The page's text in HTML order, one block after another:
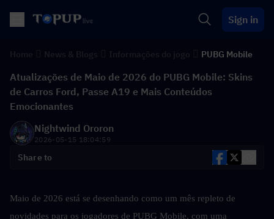
Sign in
PUBG Mobile
Atualizações de Maio de 2026 do PUBG Mobile: Skins
de Carros Ford, Passe A19 e Mais Conteúdos
Emocionantes
Nightwind Ororon
2026-05-15 18:04:59
Share to
Maio de 2026 está se desenhando como um mês repleto de
novidades para os jogadores de PUBG Mobile, com uma